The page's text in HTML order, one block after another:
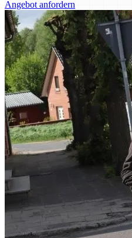
Angebot anfordern